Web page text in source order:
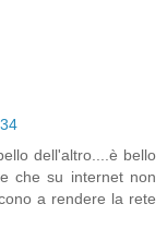
dell'altro....è bello
che su internet non
a rendere la rete